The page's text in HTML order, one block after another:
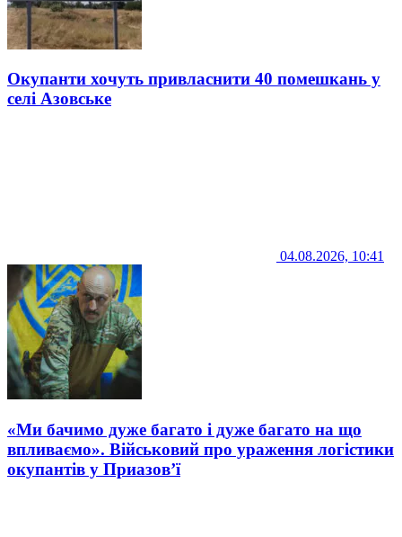
Окупанти хочуть привласнити 40 помешкань у
селі Азовське
04.08.2026, 10:41
«Ми бачимо дуже багато і дуже багато на що
впливаємо». Військовий про ураження логістики
окупантів у Приазов’ї